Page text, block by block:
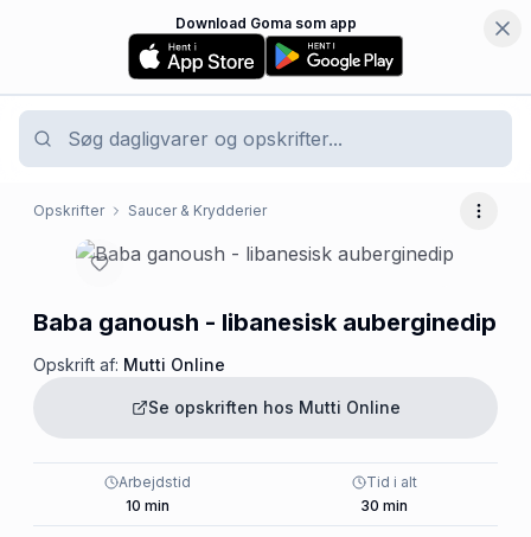
Download Goma som app
Opskrifter Saucer & Krydderier Flere
Baba ganoush - libanesisk auberginedip
Opskrift af: Mutti Online
Se opskriften hos Mutti Online
Arbejdstid
10 min
Tid i alt
30 min